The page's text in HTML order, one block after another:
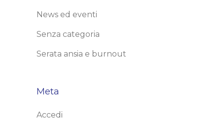
News ed eventi
Senza categoria
Serata ansia e burnout
Meta
Accedi